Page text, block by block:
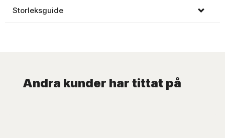
Storleksguide
Andra kunder har tittat på